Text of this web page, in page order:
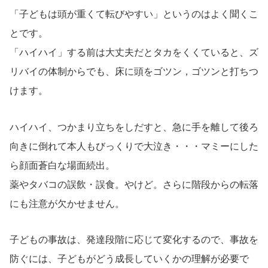
「子どもは頭が重くて転びやすい」というのはよく聞くこ
とです。
「ハイハイ」する前は大丈夫だとタカをくくていると、ズ
リバイの体制からでも、床に頭をゴツン，ゴツンと打ちつ
けます。
ハイハイ、つかまり立ちをしだすと、急に手を離して後ろ
向きに倒れて本人もびっくりで大泣き・・・マミーにした
ら顔面蒼白な場面続出。
薬やタバコの誤飲・誤食。やけど。さらに階段からの転落
にも注意が欠かせません。
子どもの事故は、発達段階に応じて変化するので、事故を
防ぐには、子どもがどう成長していくかの理解が必要で